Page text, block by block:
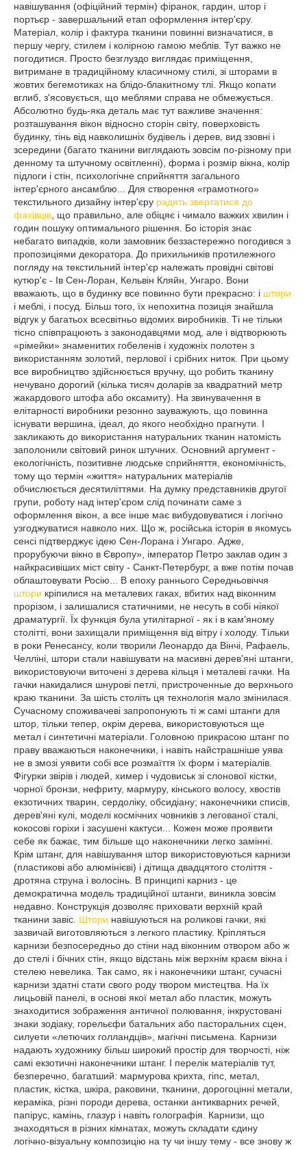
навішування (офіційний термін) фіранок, гардин, штор і
портьєр - завершальний етап оформлення інтер'єру.
Матеріал, колір і фактура тканини повинні визначатися, в
першу чергу, стилем і колірною гамою меблів. Тут важко не
погодитися. Просто безглуздо виглядає приміщення,
витримане в традиційному класичному стилі, зі шторами в
жовтих бегемотиках на блідо-блакитному тлі. Якщо копати
вглиб, з'ясовується, що меблями справа не обмежується.
Абсолютно будь-яка деталь має тут важливе значення:
розташування вікон відносно сторін світу, поверховість
будинку, тінь від навколишніх будівель і дерев, вид ззовні і
зсередини (багато тканини виглядають зовсім по-різному при
денному та штучному освітленні), форма і розмір вікна, колір
підлоги і стін, психологічне сприйняття загального
інтер'єрного ансамблю... Для створення «грамотного»
текстильного дизайну інтер'єру радять звертатися до
фахівців , що правильно, але обіцяє і чимало важких хвилин і
годин пошуку оптимального рішення. Бо історія знає
небагато випадків, коли замовник беззастережно погодився з
пропозиціями декоратора. До прихильників протилежного
погляду на текстильний інтер'єр належать провідні світові
кутюр'є - Ів Сен-Лоран, Кельвін Кляйн, Унгаро. Вони
вважають, що в будинку все повинно бути прекрасно: і штори
і меблі, і посуд. Більш того, їх непохитна позиція знайшла
відгук у багатьох всесвітньо відомих виробників. Ті не тільки
тісно співпрацюють з законодавцями мод, але і відтворюють
«рімейки» знаменитих гобеленів і художніх полотен з
використанням золотий, перлової і срібних ниток. При цьому
все виробництво здійснюється вручну, що робить тканину
нечувано дорогий (кілька тисяч доларів за квадратний метр
жакардового штофа або оксамиту). На звинувачення в
елітарності виробники резонно зауважують, що повинна
існувати вершина, ідеал, до якого необхідно прагнути. І
закликають до використання натуральних тканин натомість
заполонили світовий ринок штучних. Основний аргумент -
екологічність, позитивне людське сприйняття, економічність,
тому що термін «життя» натуральних матеріалів
обчислюється десятиліттями. На думку представників другої
групи, роботу над інтер'єром слід починати саме з
оформлення вікон, а все інше має вибудовуватися і логічно
узгоджуватися навколо них. Що ж, російська історія в якомусь
сенсі підтверджує ідею Сен-Лорана і Унгаро. Адже,
прорубуючи вікно в Європу», імператор Петро заклав один з
найкрасивіших міст світу - Санкт-Петербург, а вже потім почав
облаштовувати Росію... В епоху раннього Середньовіччя
штори кріпилися на металевих гаках, вбитих над віконним
прорізом, і залишалися статичними, не несуть в собі ніякої
драматургії. Їх функція була утилітарної - як і в кам'яному
столітті, вони захищали приміщення від вітру і холоду. Тільки
в роки Ренесансу, коли творили Леонардо да Вінчі, Рафаель,
Челліні, штори стали навішувати на масивні дерев'яні штанги,
використовуючи виточені з дерева кільця і металеві гачки. На
гачки накидалися шнурові петлі, пристроченные до верхнього
краю тканини. За шість століть ця технологія мало змінилася.
Сучасному споживачеві запропонують ті ж самі штанги для
штор, тільки тепер, окрім дерева, використовуються ще
метал і синтетичні матеріали. Головною прикрасою штанг по
праву вважаються наконечники, і навіть найстрашніше уява
не в змозі уявити собі все розмаїття їх форм і матеріалів.
Фігурки звірів і людей, химер і чудовиськ зі слонової кістки,
чорної бронзи, нефриту, мармуру, кінського волосу, хвостів
екзотичних тварин, сердоліку, обсидіану; наконечники списів,
дерев'яні кулі, моделі космічних човників з легованої сталі,
кокосові горіхи і засушені кактуси... Кожен може проявити
себе як бажає, тим більше що наконечники легко замінні.
Крім штанг, для навішування штор використовуються карнизи
(пластикові або алюмінієві) і дітища двадцятого століття -
дротяна струна і волосінь. В принципі карниз - це
демократична модель традиційної штанги, виникла зовсім
недавно. Конструкція дозволяє приховати верхній край
тканини завіс. Штори навішуються на роликові гачки, які
зазвичай виготовляються з легкого пластику. Кріпляться
карнизи безпосередньо до стіни над віконним отвором або ж
до стелі і бічних стін, якщо відстань між верхнім краєм вікна і
стелею невелика. Так само, як і наконечники штанг, сучасні
карнизи здатні стати свого роду твором мистецтва. На їх
лицьовій панелі, в основі якої метал або пластик, можуть
знаходитися зображення античної полювання, інкрустовані
знаки зодіаку, горельєфи батальних або пасторальних сцен,
силуети «летючих голландців», магічні письмена. Карнизи
надають художнику більш широкий простір для творчості, ніж
самі екзотичні наконечники штанг. І перелік матеріалів тут,
безперечно, багатший: мармурова крихта, гіпс, метал,
пластик, кістка, шкіра, раковини, тканини, дорогоцінні метали,
кераміка, різні породи дерева, останки антикварних речей,
папірус, камінь, глазур і навіть голографія. Карнизи, що
знаходяться в різних кімнатах, можуть складати єдину
логічно-візуальну композицію на ту чи іншу тему - все знову ж